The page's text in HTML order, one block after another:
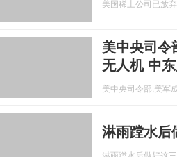
美国稀土公司已放
美中央司
无人机 中
美中央司令部,美军
淋雨蹚水后
淋雨蹚水后做好这